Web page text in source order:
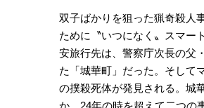
双子ばかりを狙った猟奇殺人
ために〝いつになく〟スマー
安旅行先は、警察庁次長の父
た「城華町」だった。そして
の撲殺死体が発見される。城
か。24年の時を超えて二つの